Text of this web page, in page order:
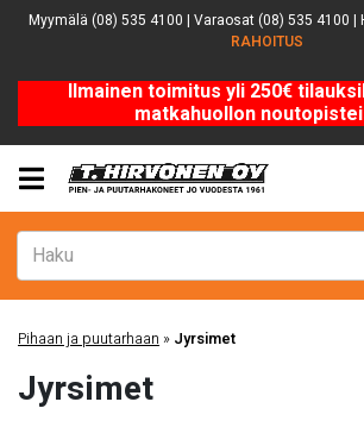
Myymälä (08) 535 4100 | Varaosat (08) 535 4100 |
RAHOITUS
Ilmainen toimitus yli 250€
matkahuollon
Pihaan ja puutarhaan » Jyrsimet
Jyrsimet